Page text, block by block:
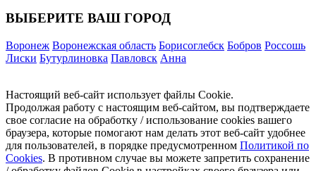
ВЫБЕРИТЕ ВАШ ГОРОД
Воронеж Воронежская область Борисоглебск Бобров Россошь
Лиски Бутурлиновка Павловск Анна
Настоящий веб-сайт использует файлы Cookie.
Продолжая работу с настоящим веб-сайтом, вы подтверждаете
свое согласие на обработку / использование cookies вашего
браузера, которые помогают нам делать этот веб-сайт удобнее
для пользователей, в порядке предусмотренном Политикой по
Cookies. В противном случае вы можете запретить сохранение